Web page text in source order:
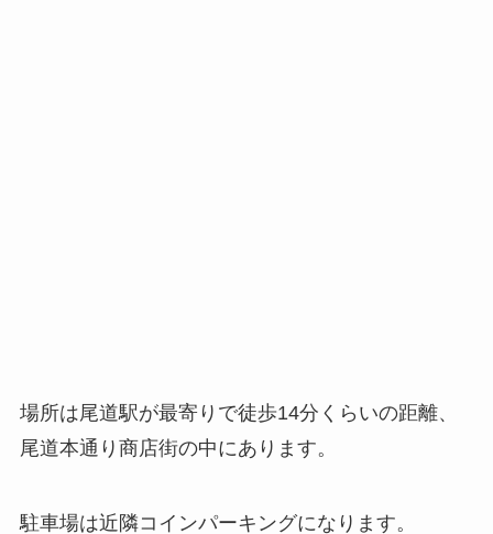
場所は尾道駅が最寄りで徒歩14分くらいの距離、
尾道本通り商店街の中にあります。
駐車場は近隣コインパーキングになります。